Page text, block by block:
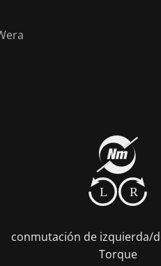
R
L
conmutación de izquierda/
Torque